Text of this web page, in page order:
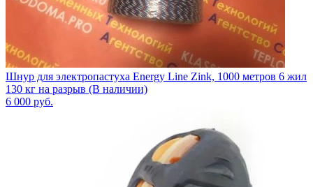
Шнур для электропастуха Energy Line Zink, 1000 метров 6 жил
130 кг на разрыв (В наличии)
6 000 руб.